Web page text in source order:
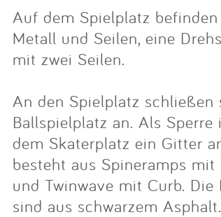
Auf dem Spielplatz
Metall und Seilen, eine
mit zwei Seilen.
An den Spielplatz
Ballspielplatz an. Als
dem Skaterplatz ein Gitter
besteht aus Spineramps mit
und Twinwave mit Curb.
sind aus schwarzem Asphalt.